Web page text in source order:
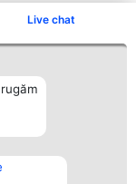
Live chat